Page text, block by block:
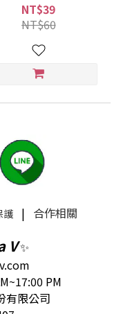
NT$39
NT$60
護| 合作相關
V✨
PM
有限公司